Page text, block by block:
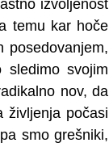
izvoljenost
temu kar hoče
posedovanjem,
sledimo svojim
nov, da
življenja počasi
smo grešniki,